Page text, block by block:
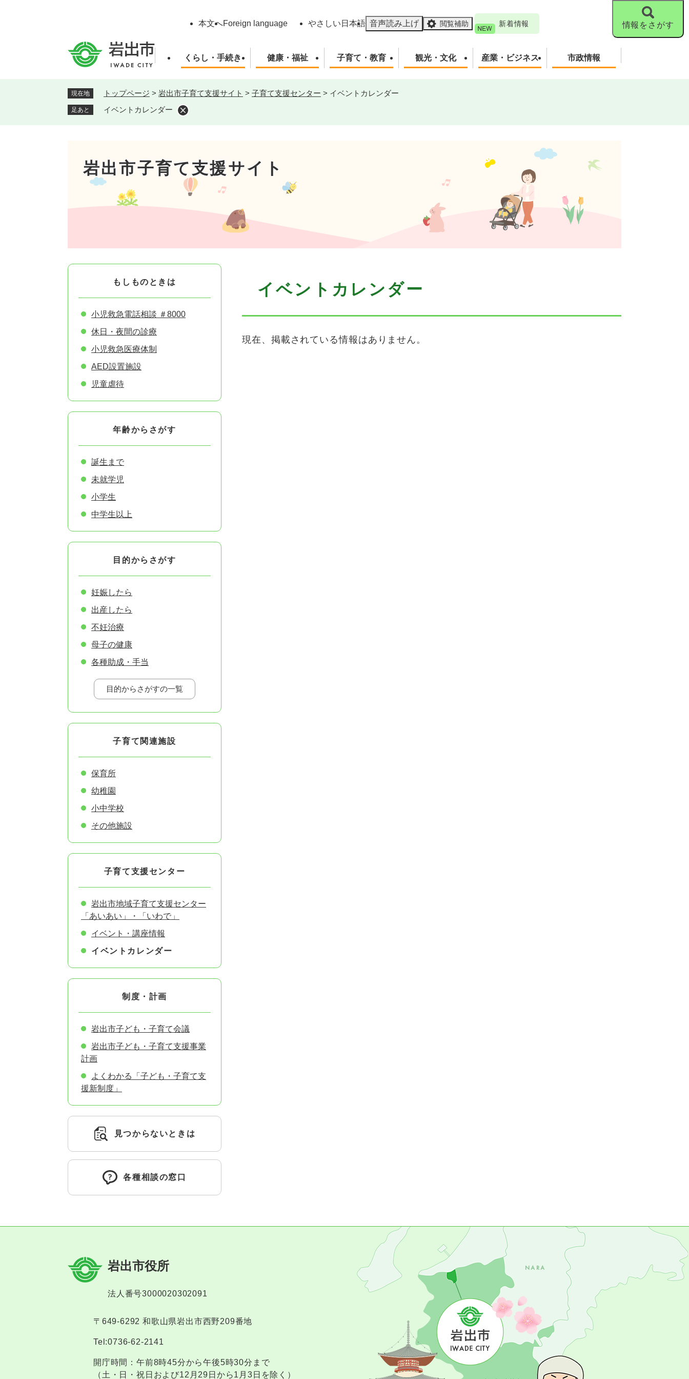
本文へForeign language やさしい日本語 音声読み上げ 閲覧補助 新着情報
くらし・手続き 健康・福祉 子育て・教育 観光・文化 産業・ビジネス 市政情報
情報をさがす
現在地 トップページ > 岩出市子育て支援サイト > 子育て支援センター > イベントカレンダー
足あと イベントカレンダー
岩出市子育て支援サイト
イベントカレンダー
現在、掲載されている情報はありません。
もしものときは
小児救急電話相談 ＃8000
休日・夜間の診療
小児救急医療体制
AED設置施設
児童虐待
年齢からさがす
誕生まで
未就学児
小学生
中学生以上
目的からさがす
妊娠したら
出産したら
不妊治療
母子の健康
各種助成・手当
目的からさがすの一覧
子育て関連施設
保育所
幼稚園
小中学校
その他施設
子育て支援センター
岩出市地域子育て支援センター
「あいあい」・「いわで」
イベント・講座情報
イベントカレンダー
制度・計画
岩出市子ども・子育て会議
岩出市子ども・子育て支援事業
計画
よくわかる「子ども・子育て支
援新制度」
見つからないときは
各種相談の窓口
岩出市役所
法人番号3000020302091
〒649-6292 和歌山県岩出市西野209番地
Tel:0736-62-2141
開庁時間：午前8時45分から午後5時30分まで
（土・日・祝日および12月29日から1月3日を除く）